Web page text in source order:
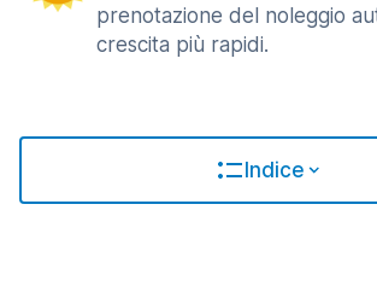
prenotazione del noleggio
crescita più rapidi.
Indice